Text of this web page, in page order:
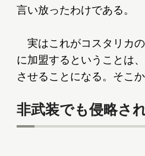
言い放ったわけである。
実はこれがコスタリカ
に加盟するということは
させることになる。そこ
非武装でも侵略さ